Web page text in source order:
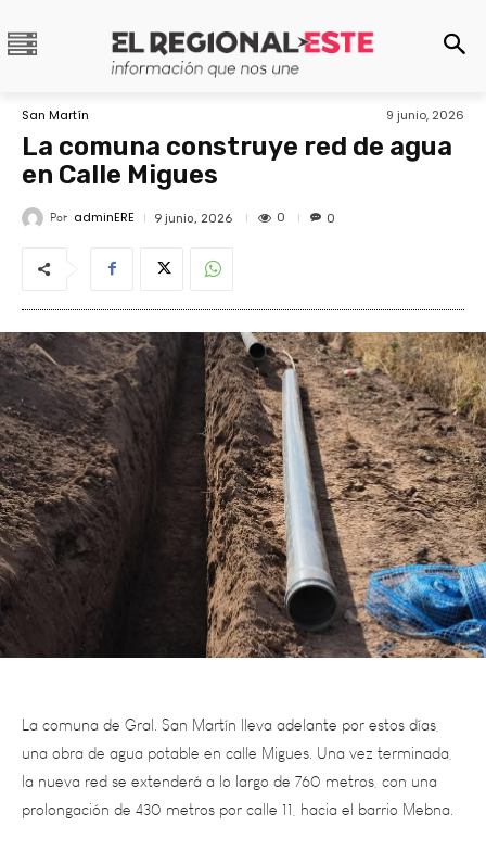
San Martín 9 junio, 2026
La comuna construye red de agua
en Calle Migues
Por adminERE 9 junio, 2026 0 0
La comuna de Gral. San Martín lleva adelante por estos días,
una obra de agua potable en calle Migues. Una vez terminada,
la nueva red se extenderá a lo largo de 760 metros, con una
prolongación de 430 metros por calle 11, hacia el barrio Mebna.
Dentro de la gestión del intendente Raúl Rufeil, avanzar con